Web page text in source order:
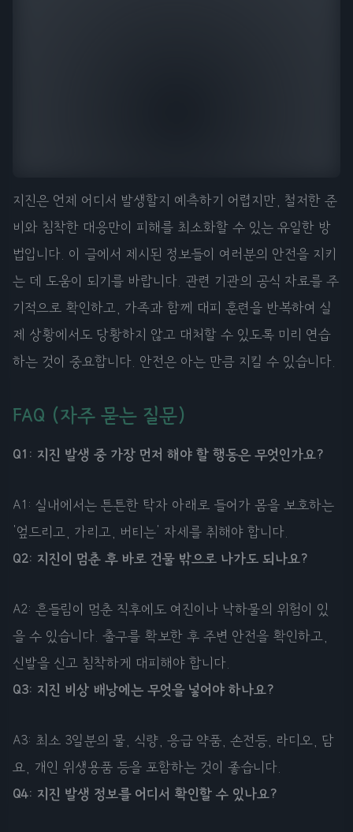
지진은 언제 어디서 발생할지 예측하기 어렵지만, 철저한 준
비와 침착한 대응만이 피해를 최소화할 수 있는 유일한 방
법입니다. 이 글에서 제시된 정보들이 여러분의 안전을 지키
는 데 도움이 되기를 바랍니다. 관련 기관의 공식 자료를 주
기적으로 확인하고, 가족과 함께 대피 훈련을 반복하여 실
제 상황에서도 당황하지 않고 대처할 수 있도록 미리 연습
하는 것이 중요합니다. 안전은 아는 만큼 지킬 수 있습니다.
FAQ (자주 묻는 질문)
Q1: 지진 발생 중 가장 먼저 해야 할 행동은 무엇인가요?
A1: 실내에서는 튼튼한 탁자 아래로 들어가 몸을 보호하는
'엎드리고, 가리고, 버티는' 자세를 취해야 합니다.
Q2: 지진이 멈춘 후 바로 건물 밖으로 나가도 되나요?
A2: 흔들림이 멈춘 직후에도 여진이나 낙하물의 위험이 있
을 수 있습니다. 출구를 확보한 후 주변 안전을 확인하고,
신발을 신고 침착하게 대피해야 합니다.
Q3: 지진 비상 배낭에는 무엇을 넣어야 하나요?
A3: 최소 3일분의 물, 식량, 응급 약품, 손전등, 라디오, 담
요, 개인 위생용품 등을 포함하는 것이 좋습니다.
Q4: 지진 발생 정보를 어디서 확인할 수 있나요?